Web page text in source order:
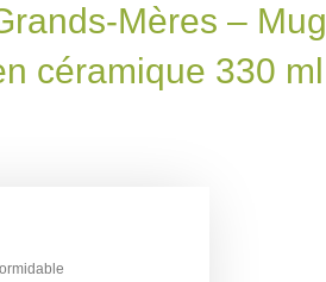
Mères – Mug
céramique 330 ml